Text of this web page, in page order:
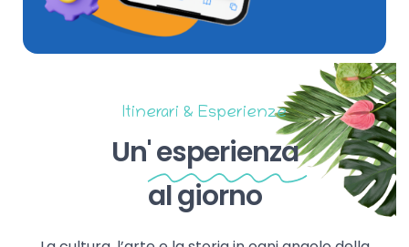
Itinerari & Esperienze
Un'esperienza
al giorno